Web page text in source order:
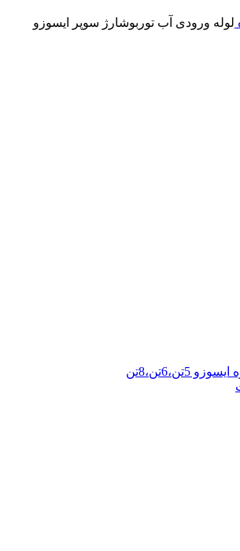
لوله ورودی آب توربوشارژ سوپر ایسوزو